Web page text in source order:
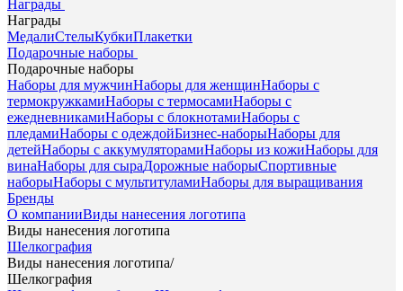
Награды
Награды
МедалиСтелыКубкиПлакетки
Подарочные наборы
Подарочные наборы
Наборы для мужчинНаборы для женщинНаборы с
термокружкамиНаборы с термосамиНаборы с
ежедневникамиНаборы с блокнотамиНаборы с
пледамиНаборы с одеждойБизнес-наборыНаборы для
детейНаборы с аккумуляторамиНаборы из кожиНаборы для
винаНаборы для сыраДорожные наборыСпортивные
наборыНаборы с мультитуламиНаборы для выращивания
Бренды
О компанииВиды нанесения логотипа
Виды нанесения логотипа
Шелкография
Виды нанесения логотипа/
Шелкография